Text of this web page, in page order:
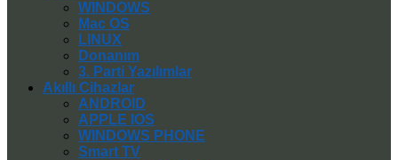
WINDOWS
Mac OS
LINUX
Donanım
3. Parti Yazılımlar
Akıllı Cihazlar
ANDROID
APPLE IOS
WINDOWS PHONE
Smart TV